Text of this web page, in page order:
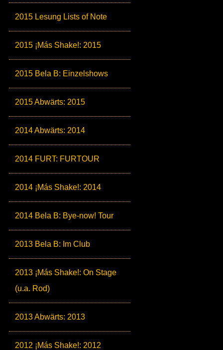
2015 Lesung Lists of Note
2015 ¡Más Shake!: 2015
2015 Bela B: Einzelshows
2015 Abwärts: 2015
2014 Abwärts: 2014
2014 FURT: FURTOUR
2014 ¡Más Shake!: 2014
2014 Bela B: Bye-now! Tour
2013 Bela B: Im Club
2013 ¡Más Shake!: On Stage
(u.a. Rod)
2013 Abwärts: 2013
2012 ¡Más Shake!: 2012